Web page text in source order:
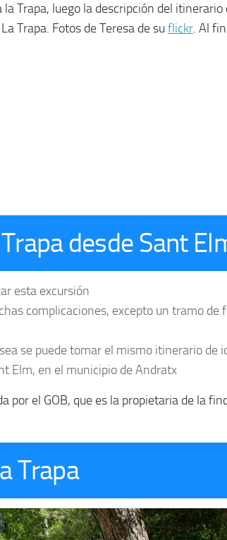
Trapa, luego la descripción del
Trapa. Fotos de Teresa de su flickr. Al
desde Sant
esta excursión
complicaciones, excepto un tramo de
se puede tomar el mismo itinerario de
Elm, en el municipio de Andratx
por el GOB, que es la propietaria de la
Trapa